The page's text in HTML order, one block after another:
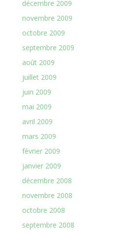
décembre 2009
novembre 2009
octobre 2009
septembre 2009
août 2009
juillet 2009
juin 2009
mai 2009
avril 2009
mars 2009
février 2009
janvier 2009
décembre 2008
novembre 2008
octobre 2008
septembre 2008